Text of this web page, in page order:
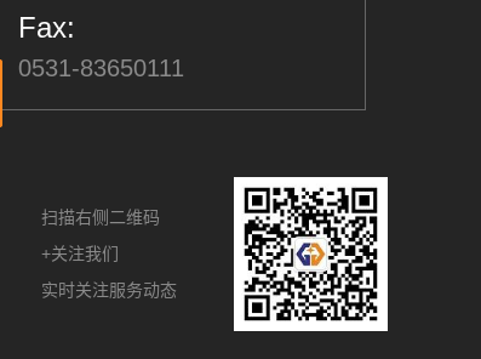
Fax:
0531-83650111
扫描右侧二维码
+关注我们
实时关注服务动态